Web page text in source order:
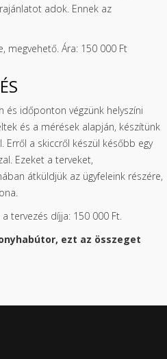
adok. Ennek az
megvehető. Ára: 150 000 Ft
és időponton végzünk helyszíni
és a mérések alapján, készítünk
a skiccről készül később egy
Ezeket a terveket,
átküldjük az ügyfeleink részére,
tervezés díjja: 150 000 Ft.
ezt az összeget